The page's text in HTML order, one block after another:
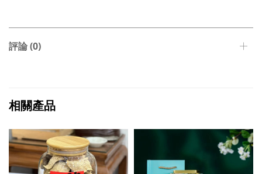
評論 (0)
相關產品